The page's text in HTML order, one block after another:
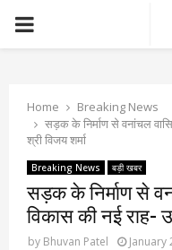
PRIMARY
Home
Breaking News
सड़क के निर्माण से वनांचल
श्री विजय शर्मा
Breaking News बड़ी खबर
सड़क के निर्माण से
विकास की नई राह-
by Bhuvan Patel January